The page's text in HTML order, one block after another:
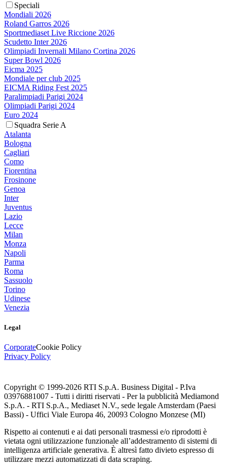
Speciali
Mondiali 2026
Roland Garros 2026
Sportmediaset Live Riccione 2026
Scudetto Inter 2026
Olimpiadi Invernali Milano Cortina 2026
Super Bowl 2026
Eicma 2025
Mondiale per club 2025
EICMA Riding Fest 2025
Paralimpiadi Parigi 2024
Olimpiadi Parigi 2024
Euro 2024
Squadra Serie A
Atalanta
Bologna
Cagliari
Como
Fiorentina
Frosinone
Genoa
Inter
Juventus
Lazio
Lecce
Milan
Monza
Napoli
Parma
Roma
Sassuolo
Torino
Udinese
Venezia
Legal
CorporateCookie Policy
Privacy Policy
Copyright © 1999-2026 RTI S.p.A. Business Digital - P.Iva
03976881007 - Tutti i diritti riservati - Per la pubblicità Mediamond
S.p.A. - RTI S.p.A., Mediaset N.V., sede legale Amsterdam (Paesi
Bassi) - Uffici Viale Europa 46, 20093 Cologno Monzese (MI)
Rispetto ai contenuti e ai dati personali trasmessi e/o riprodotti è
vietata ogni utilizzazione funzionale all’addestramento di sistemi di
intelligenza artificiale generativa. È altresì fatto divieto espresso di
utilizzare mezzi automatizzati di data scraping.